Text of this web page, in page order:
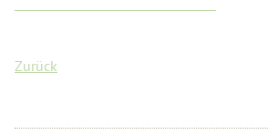
Zurück